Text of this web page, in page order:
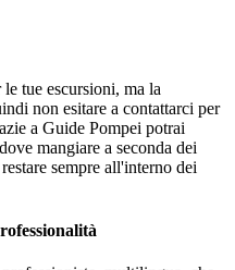
tue escursioni, ma la
non esitare a contattarci per
a Guide Pompei potrai
mangiare a seconda dei
sempre all'interno dei